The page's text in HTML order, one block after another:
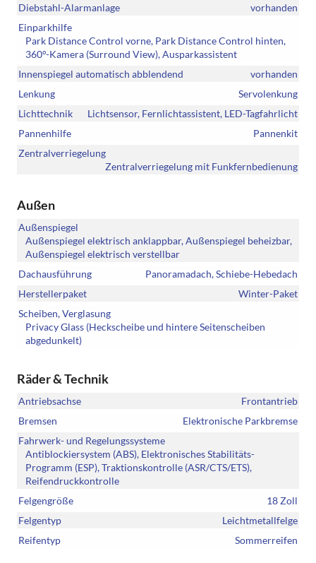
Diebstahl-Alarmanlage
vorhanden
Einparkhilfe
Park Distance Control vorne, Park Distance Control hinten,
360°-Kamera (Surround View), Ausparkassistent
Innenspiegel automatisch abblendend
vorhanden
Lenkung
Servolenkung
Lichttechnik
Lichtsensor, Fernlichtassistent, LED-Tagfahrlicht
Pannenhilfe
Pannenkit
Zentralverriegelung
Zentralverriegelung mit Funkfernbedienung
Außen
Außenspiegel
Außenspiegel elektrisch anklappbar, Außenspiegel beheizbar,
Außenspiegel elektrisch verstellbar
Dachausführung
Panoramadach, Schiebe-Hebedach
Herstellerpaket
Winter-Paket
Scheiben, Verglasung
Privacy Glass (Heckscheibe und hintere Seitenscheiben
abgedunkelt)
Räder & Technik
Antriebsachse
Frontantrieb
Bremsen
Elektronische Parkbremse
Fahrwerk- und Regelungssysteme
Antiblockiersystem (ABS), Elektronisches Stabilitäts-
Programm (ESP), Traktionskontrolle (ASR/CTS/ETS),
Reifendruckkontrolle
Felgengröße
18 Zoll
Felgentyp
Leichtmetallfelge
Reifentyp
Sommerreifen